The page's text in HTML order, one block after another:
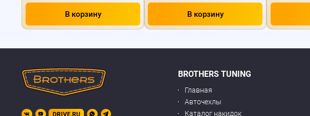
В корзину В корзину
DRIVE.RU
BROTHERS TUNING
Главная
Авточехлы
Каталог накидок